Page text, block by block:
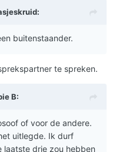
:
buitenstaander.
te spreken.
B:
of voor de andere.
uitlegde. Ik durf
drie zou hebben